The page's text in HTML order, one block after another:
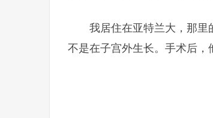
我居住在亚特兰大，那
不是在子宫外生长。手术后，